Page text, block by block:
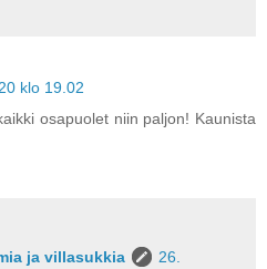
klo 19.02
osapuolet niin paljon! Kaunista
ja villasukkia
26.